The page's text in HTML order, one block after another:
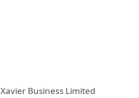
Xavier Business Limited